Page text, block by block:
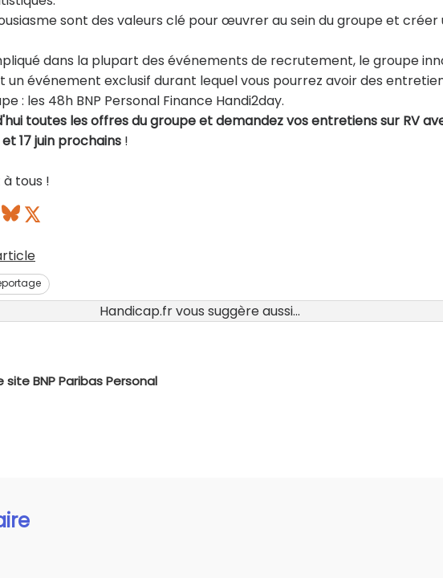
sont des valeurs clé pour œuvrer au sein du groupe et créer
dans la plupart des événements de recrutement, le groupe
un événement exclusif durant lequel vous pourrez avoir des
: les 48h BNP Personal Finance Handi2day.
toutes les offres du groupe et demandez vos entretiens sur RV
17 juin prochains !
tous !
Handicap.fr vous suggère aussi...
site BNP Paribas Personal